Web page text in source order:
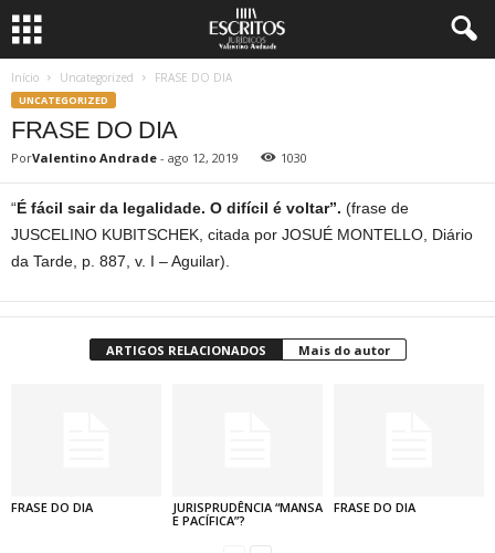
Início Uncategorized FRASE DO DIA
UNCATEGORIZED
FRASE DO DIA
PorValentino Andrade - ago 12, 2019 1030
“É fácil sair da legalidade. O difícil é voltar”. (frase de
JUSCELINO KUBITSCHEK, citada por JOSUÉ MONTELLO, Diário
da Tarde, p. 887, v. I – Aguilar).
ARTIGOS RELACIONADOS Mais do autor
FRASE DO DIA
JURISPRUDÊNCIA “MANSA
E PACÍFICA”?
FRASE DO DIA